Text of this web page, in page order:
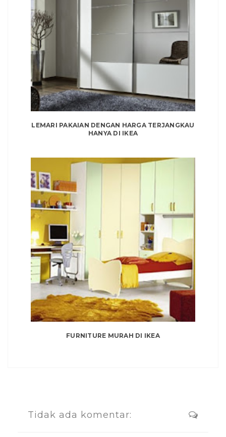
LEMARI PAKAIAN DENGAN HARGA TERJANGKAU
HANYA DI IKEA
FURNITURE MURAH DI IKEA
Tidak ada komentar: